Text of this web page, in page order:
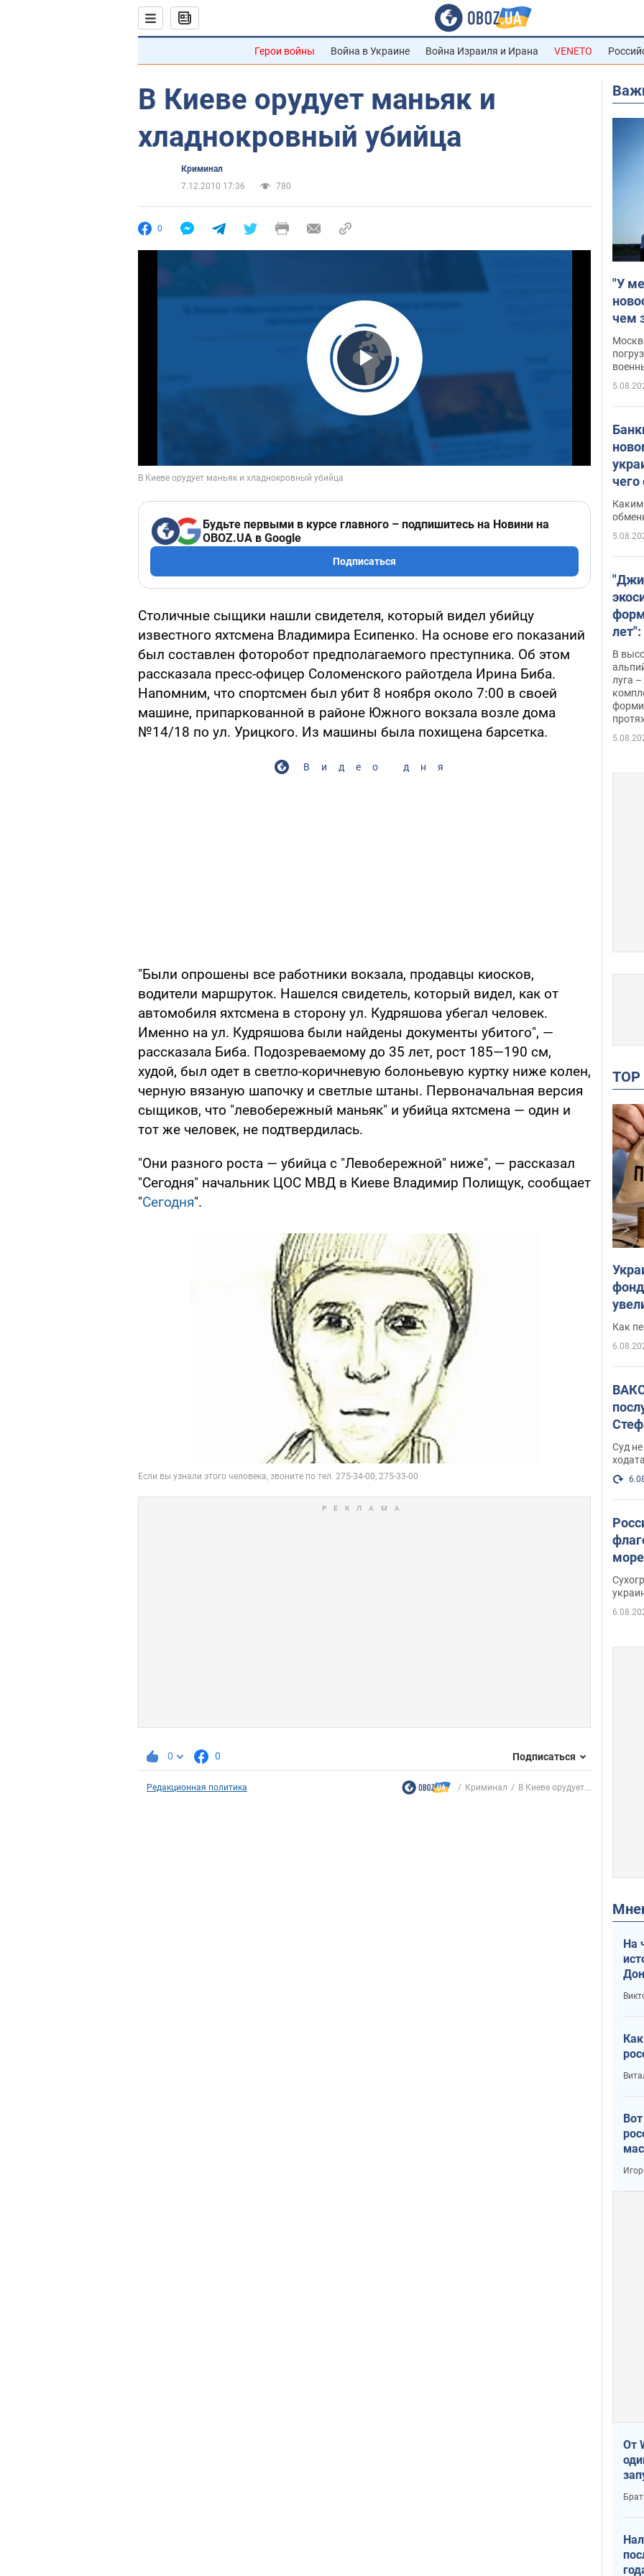
Герои войны Война в Украине Война Израиля и Ирана VENETO
В Киеве орудует маньяк и
хладнокровный убийца
Криминал
7.12.2010 17:36
780
0
Play Video
Будьте первыми в курсе главного – подпишитесь на Новини на
OBOZ.UA в Google
Подписаться
Столичные сыщики нашли свидетеля, который видел убийцу
известного яхтсмена Владимира Есипенко. На основе его показаний
был составлен фоторобот предполагаемого преступника. Об этом
рассказала пресс-офицер Соломенского райотдела Ирина Биба.
Напомним, что спортсмен был убит 8 ноября около 7:00 в своей
машине, припаркованной в районе Южного вокзала возле дома
№14/18 по ул. Урицкого. Из машины была похищена барсетка.
Видео дня
"Были опрошены все работники вокзала, продавцы киосков,
водители маршруток. Нашелся свидетель, который видел, как от
автомобиля яхтсмена в сторону ул. Кудряшова убегал человек.
Именно на ул. Кудряшова были найдены документы убитого", —
рассказала Биба. Подозреваемому до 35 лет, рост 185—190 см,
худой, был одет в светло-коричневую болоньевую куртку ниже колен,
черную вязаную шапочку и светлые штаны. Первоначальная версия
сыщиков, что "левобережный маньяк" и убийца яхтсмена — один и
тот же человек, не подтвердилась.
"Они разного роста — убийца с "Левобережной" ниже", — рассказал
"Сегодня" начальник ЦОС МВД в Киеве Владимир Полищук, сообщает
"Сегодня".
0 0 Подписаться
Редакционная политика Криминал В Киеве орудует...
"У
чем
Каким
В
луга
не
Как
деле
Суд
На
От